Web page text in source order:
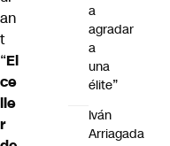
an
t
“El
ce
lle
r
a
agradar
a
una
élite”
Iván
Arriagada